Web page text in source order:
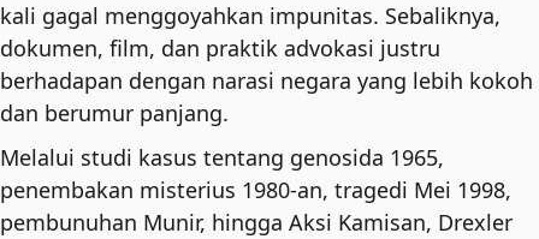
kali gagal menggoyahkan impunitas. Sebaliknya,
dokumen, film, dan praktik advokasi justru
berhadapan dengan narasi negara yang lebih kokoh
dan berumur panjang.
Melalui studi kasus tentang genosida 1965,
penembakan misterius 1980-an, tragedi Mei 1998,
pembunuhan Munir, hingga Aksi Kamisan, Drexler